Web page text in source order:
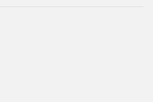
и интегрированную
Edition позволяет создавать
для VMware и Hyper-V.